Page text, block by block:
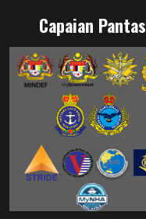
Capaian Pantas